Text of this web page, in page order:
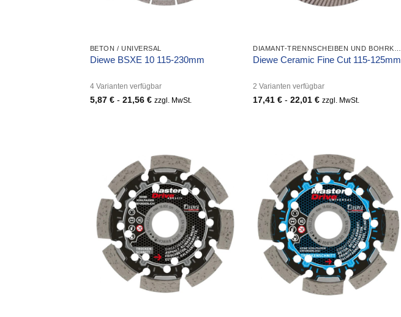
BETON / UNIVERSAL
Diewe BSXE 10 115-230mm
4 Varianten verfügbar
5,87 €- 21,56 € zzgl. MwSt.
Diewe Ceramic Fine Cut 115-125mm
2 Varianten verfügbar
17,41€ -22,01€ zzgl. MwSt.